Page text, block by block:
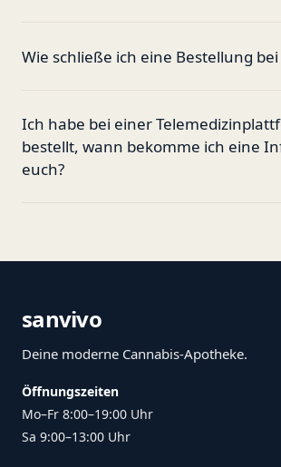
Wie schließe ich eine Bestellung
Ich habe bei einer
bestellt, wann bekomme ich eine
euch?
sanvivo
Deine moderne Cannabis-Apotheke.
Öffnungszeiten
Mo–Fr 8:00–19:00 Uhr
Sa 9:00–13:00 Uhr